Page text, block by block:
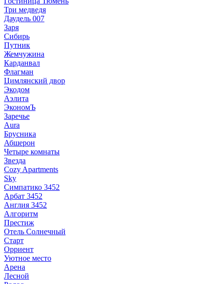
Три медведя
Даудель 007
Заря
Сибирь
Путник
Жемчужина
Карданвал
Флагман
Цимлянский двор
Экодом
Аэлита
ЭкономЪ
Заречье
Aura
Брусника
Абшерон
Четыре комнаты
Звезда
Cozy Apartments
Sky
Симпатико 3452
Арбат 3452
Англия 3452
Алгоритм
Престиж
Отель Солнечный
Старт
Орриент
Уютное место
Арена
Лесной